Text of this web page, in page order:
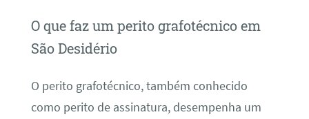
O que faz um perito grafotécnico em
São Desidério
O perito grafotécnico, também conhecido
como perito de assinatura, desempenha um